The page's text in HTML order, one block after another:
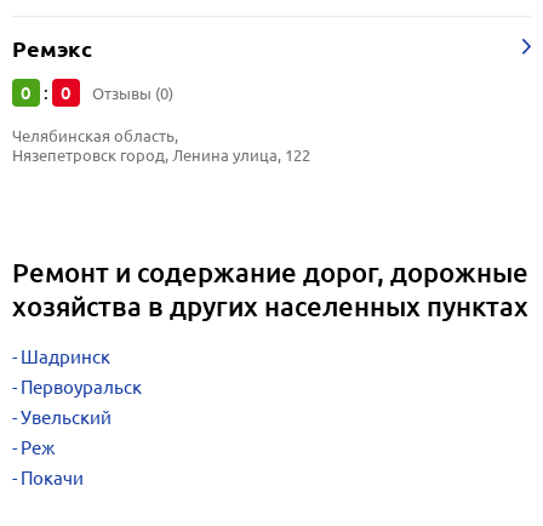
Ремэкс
0 : 0 Отзывы (0)
Челябинская область,
Нязепетровск город, Ленина улица, 122
Ремонт и содержание дорог, дорожные
хозяйства в других населенных пунктах
Шадринск
Первоуральск
Увельский
Реж
Покачи